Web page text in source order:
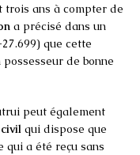
ans à compter de
a précisé dans un
que cette
de bonne
peut également
qui dispose que
qui a été reçu sans